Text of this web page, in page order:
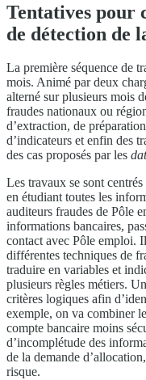
Tentatives pour
de détection de
La première séquence de
mois. Animé par deux
alterné sur plusieurs mois
fraudes nationaux ou
d’extraction, de
d’indicateurs et enfin des
des cas proposés par les
Les travaux se sont
en étudiant toutes les
auditeurs fraudes de Pôle
informations bancaires,
contact avec Pôle emploi.
différentes techniques de
traduire en variables et
plusieurs règles métiers.
critères logiques afin
exemple, on va combiner
compte bancaire moins
d’incomplétude des
de la demande
risque.